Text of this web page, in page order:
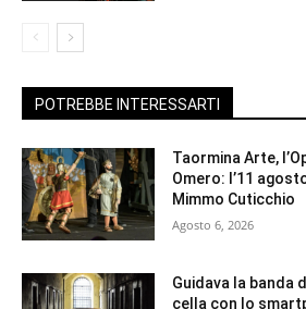
POTREBBE INTERESSARTI
Taormina Arte,
Omero: l’11
Mimmo Cuticchio
Agosto 6, 2026
Guidava la banda
cella con lo